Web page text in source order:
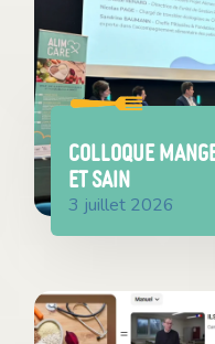
COLLOQUE
ET SAIN
3 juillet 2026